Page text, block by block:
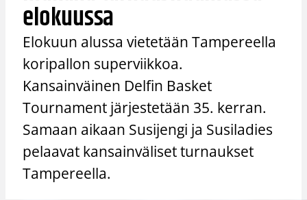
elokuussa
Elokuun alussa vietetään Tampereella
koripallon superviikkoa.
Kansainväinen Delfin Basket
Tournament järjestetään 35. kerran.
Samaan aikaan Susijengi ja Susiladies
pelaavat kansainväliset turnaukset
Tampereella.